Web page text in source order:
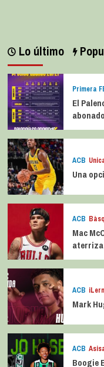
Lo último
Primera
El
ACB
Una
ACB
Mac
aterriza
ACB
Mark
ACB
Boogie